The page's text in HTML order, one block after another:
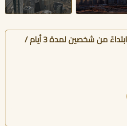
السعودية: تجربة الرياض - ابتداءً من شخصين لمدة 3 أيام /